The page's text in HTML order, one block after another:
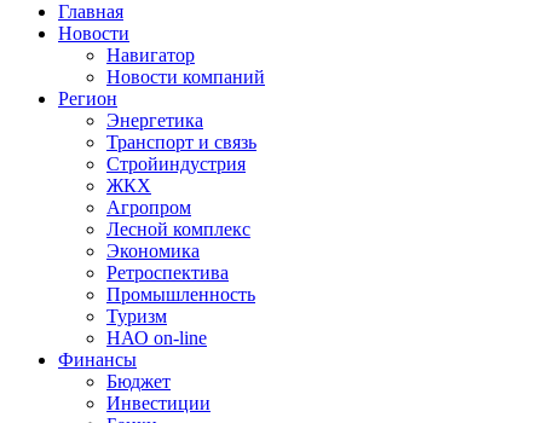
Главная
Новости
Навигатор
Новости компаний
Регион
Энергетика
Транспорт и связь
Стройиндустрия
ЖКХ
Агропром
Лесной комплекс
Экономика
Ретроспектива
Промышленность
Туризм
НАО on-line
Финансы
Бюджет
Инвестиции